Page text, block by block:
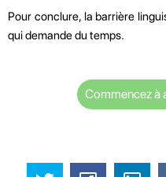
Pour conclure, la barrière
qui demande du temps.
Commencez à